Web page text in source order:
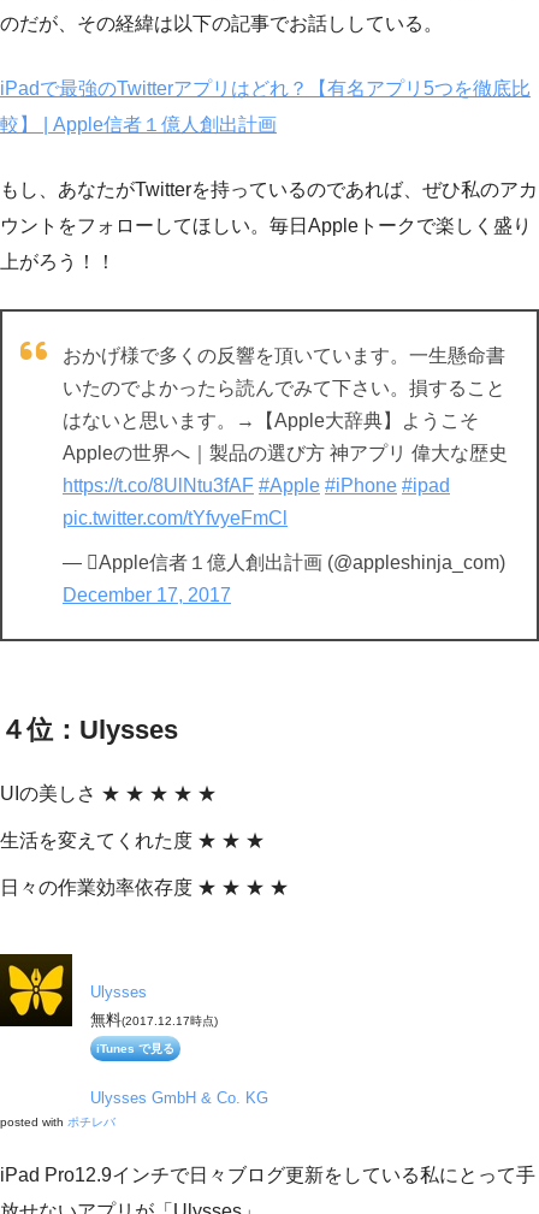
のだが、その経緯は以下の記事でお話ししている。
iPadで最強のTwitterアプリはどれ？【有名アプリ5つを徹底比
較】 | Apple信者１億人創出計画
もし、あなたがTwitterを持っているのであれば、ぜひ私のアカ
ウントをフォローしてほしい。毎日Appleトークで楽しく盛り
上がろう！！
おかげ様で多くの反響を頂いています。一生懸命書
いたのでよかったら読んでみて下さい。損すること
はないと思います。→【Apple大辞典】ようこそ
Appleの世界へ｜製品の選び方 神アプリ 偉大な歴史
https://t.co/8UlNtu3fAF #Apple #iPhone #ipad
pic.twitter.com/tYfvyeFmCl
— Apple信者１億人創出計画 (@appleshinja_com)
December 17, 2017
４位：Ulysses
UIの美しさ ★ ★ ★ ★ ★
生活を変えてくれた度 ★ ★ ★
日々の作業効率依存度 ★ ★ ★ ★
Ulysses
無料(2017.12.17時点)
iTunes で見る
Ulysses GmbH & Co. KG
posted with ポチレバ
iPad Pro12.9インチで日々ブログ更新をしている私にとって手